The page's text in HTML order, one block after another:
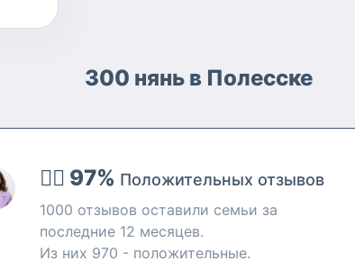
300 нянь в Полесске
👍🏻 97% Положительных отзывов
1000 отзывов оставили семьи за
последние 12 месяцев.
Из них 970 - положительные.